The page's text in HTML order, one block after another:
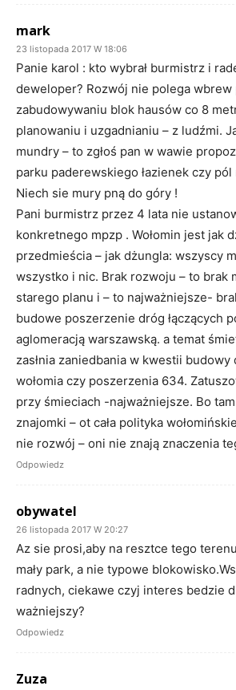
mark
23 listopada 2017 W 18:06
Panie karol : kto wybrał burmistrz i
deweloper? Rozwój nie polega wbrew
zabudowywaniu blok hausów co 8
planowaniu i uzgadnianiu – z ludźmi.
mundry – to zgłoś pan w wawie
parku paderewskiego łazienek czy
Niech sie mury pną do góry !
Pani burmistrz przez 4 lata nie
konkretnego mpzp . Wołomin jest jak
przedmieścia – jak dżungla: wszyscy
wszystko i nic. Brak rozwoju – to brak
starego planu i – to najważniejsze-
budowe poszerzenie dróg łączących
aglomeracją warszawską. a temat
zasłnia zaniedbania w kwestii budowy
wołomia czy poszerzenia 634.
przy śmieciach -najważniejsze. Bo
znajomki – ot cała polityka
nie rozwój – oni nie znają znaczenia
Odpowiedz
obywatel
26 listopada 2017 W 20:27
Az sie prosi,aby na resztce tego
mały park, a nie typowe
radnych, ciekawe czyj interes bedzie
ważniejszy?
Odpowiedz
Zuza